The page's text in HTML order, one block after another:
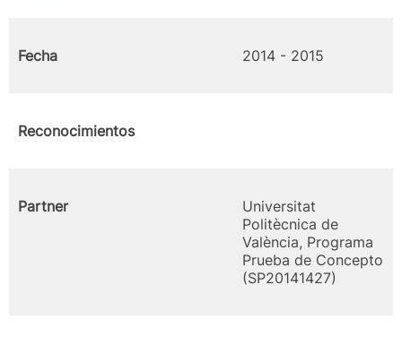
Fecha 2014 - 2015
Reconocimientos
Partner
Universitat
Politècnica de
València, Programa
Prueba de Concepto
(SP20141427)